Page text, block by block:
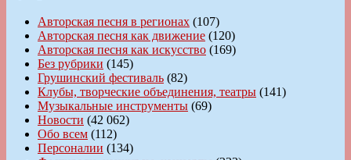
Авторская песня в регионах (107)
Авторская песня как движение (120)
Авторская песня как искусство (169)
Без рубрики (145)
Грушинский фестиваль (82)
Клубы, творческие объединения, театры (141)
Музыкальные инструменты (69)
Новости (42 062)
Обо всем (112)
Персоналии (134)